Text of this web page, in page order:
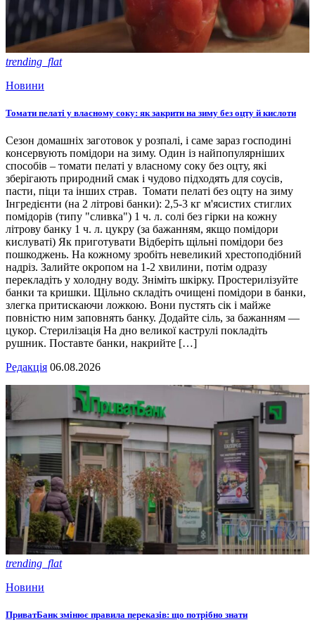
trending_flat
Новини
Томати пелаті у власному соку: як закрити на зиму без оцту й кислоти
Сезон домашніх заготовок у розпалі, і саме зараз господині
консервують помідори на зиму. Один із найпопулярніших
способів – томати пелаті у власному соку без оцту, які
зберігають природний смак і чудово підходять для соусів,
пасти, піци та інших страв. Томати пелаті без оцту на зиму
Інгредієнти (на 2 літрові банки): 2,5-3 кг м'ясистих стиглих
помідорів (типу "сливка") 1 ч. л. солі без гірки на кожну
літрову банку 1 ч. л. цукру (за бажанням, якщо помідори
кислуваті) Як приготувати Відберіть щільні помідори без
пошкоджень. На кожному зробіть невеликий хрестоподібний
надріз. Залийте окропом на 1-2 хвилини, потім одразу
перекладіть у холодну воду. Зніміть шкірку. Простерилізуйте
банки та кришки. Щільно складіть очищені помідори в банки,
злегка притискаючи ложкою. Вони пустять сік і майже
повністю ним заповнять банку. Додайте сіль, за бажанням —
цукор. Стерилізація На дно великої каструлі покладіть
рушник. Поставте банки, накрийте […]
Редакція 06.08.2026
trending_flat
Новини
ПриватБанк змінює правила переказів: що потрібно знати